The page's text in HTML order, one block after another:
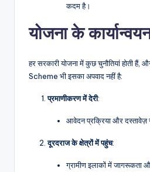
कदम है।
योजना के
हर सरकारी योजना में कुछ चुनौतियां होती
Scheme भी इसका अपवाद नहीं है:
प्रमाणीकरणमेंदेरी:
आवेदन प्रक्रिया और
दूरदराजकेक्षेत्रोंमेंपहुंच:
ग्रामीण इलाकों में जागरूकता